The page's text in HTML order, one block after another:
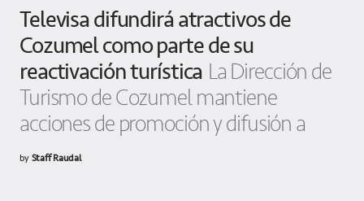
Televisa difundirá atractivos de
Cozumel como parte de su
reactivación turística La Dirección de
Turismo de Cozumel mantiene
acciones de promoción y difusión a
byStaff Raudal